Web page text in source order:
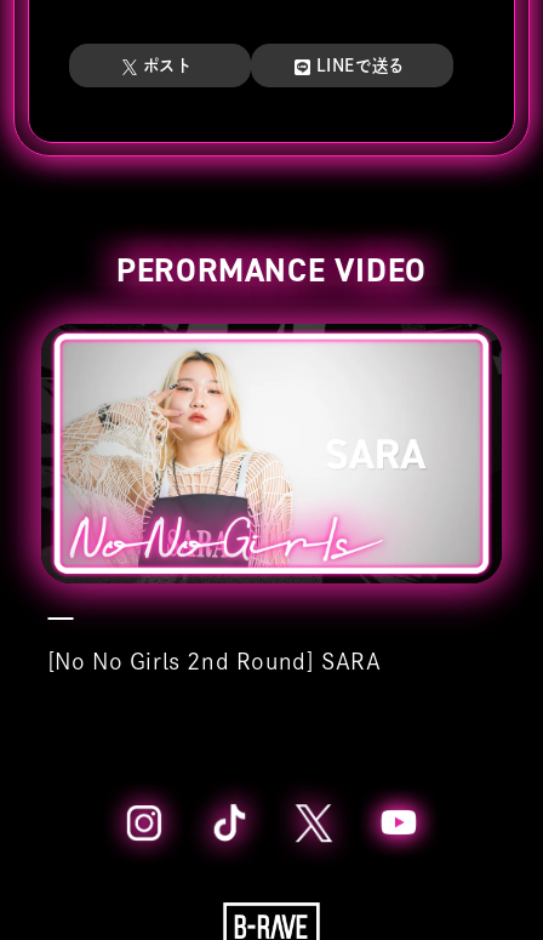
ポスト LINEで送る
PERORMANCE VIDEO
[No No Girls 2nd Round] SARA